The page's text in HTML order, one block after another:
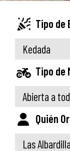
Tipo de
Kedada
Tipo de
Abierta a
Quién
Las